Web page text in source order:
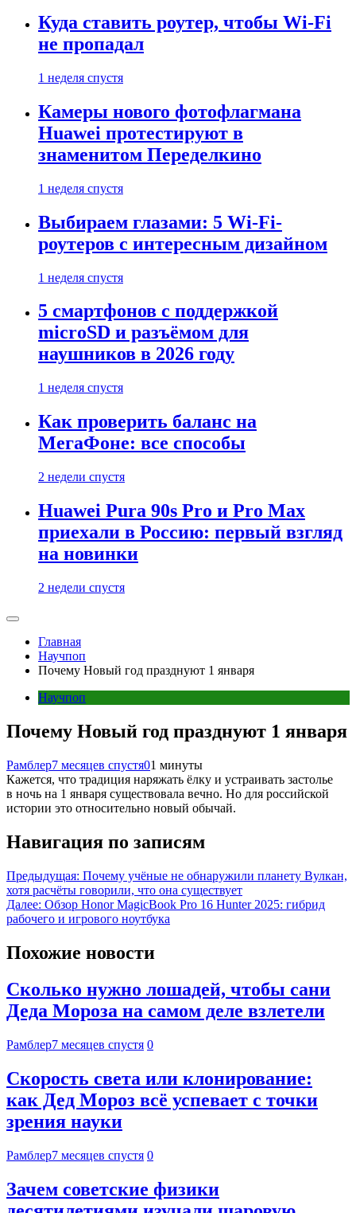
Куда ставить роутер, чтобы Wi-Fi
не пропадал
1 неделя спустя
Камеры нового фотофлагмана
Huawei протестируют в
знаменитом Переделкино
1 неделя спустя
Выбираем глазами: 5 Wi-Fi-
роутеров с интересным дизайном
1 неделя спустя
5 смартфонов с поддержкой
microSD и разъёмом для
наушников в 2026 году
1 неделя спустя
Как проверить баланс на
МегаФоне: все способы
2 недели спустя
Huawei Pura 90s Pro и Pro Max
приехали в Россию: первый взгляд
на новинки
2 недели спустя
Главная
Научпоп
Почему Новый год празднуют 1 января
Научпоп
Почему Новый год празднуют 1 января
Рамблер7 месяцев спустя01 минуты
Кажется, что традиция наряжать ёлку и устраивать застолье
в ночь на 1 января существовала вечно. Но для российской
истории это относительно новый обычай.
Навигация по записям
Предыдущая: Почему учёные не обнаружили планету Вулкан,
хотя расчёты говорили, что она существует
Далее: Обзор Honor MagicBook Pro 16 Hunter 2025: гибрид
рабочего и игрового ноутбука
Похожие новости
Сколько нужно лошадей, чтобы сани
Деда Мороза на самом деле взлетели
Рамблер7 месяцев спустя 0
Скорость света или клонирование:
как Дед Мороз всё успевает с точки
зрения науки
Рамблер7 месяцев спустя 0
Зачем советские физики